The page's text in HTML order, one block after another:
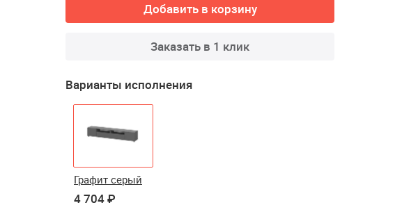
Добавить в корзину
Заказать в 1 клик
Варианты исполнения
Графит серый
4 704 ₽